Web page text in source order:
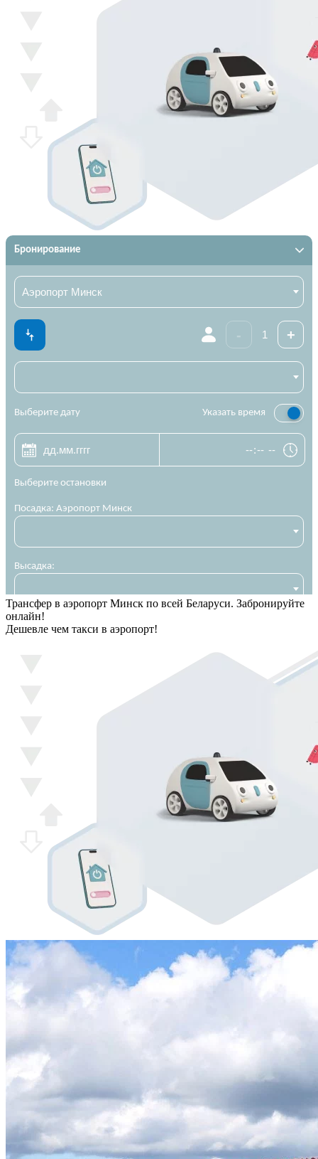
Трансфер в аэропорт Минск по всей Беларуси. Забронируйте
онлайн!
Дешевле чем такси в аэропорт!